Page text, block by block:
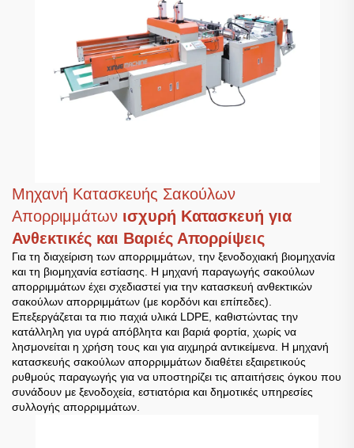
Μηχανή Κατασκευής Σακούλων
Απορριμμάτων ισχυρή Κατασκευή για
Ανθεκτικές και Βαριές Απορρίψεις
Για τη διαχείριση των απορριμμάτων, την ξενοδοχιακή βιομηχανία
και τη βιομηχανία εστίασης. Η μηχανή παραγωγής σακούλων
απορριμμάτων έχει σχεδιαστεί για την κατασκευή ανθεκτικών
σακούλων απορριμμάτων (με κορδόνι και επίπεδες).
Επεξεργάζεται τα πιο παχιά υλικά LDPE, καθιστώντας την
κατάλληλη για υγρά απόβλητα και βαριά φορτία, χωρίς να
λησμονείται η χρήση τους και για αιχμηρά αντικείμενα. Η μηχανή
κατασκευής σακούλων απορριμμάτων διαθέτει εξαιρετικούς
ρυθμούς παραγωγής για να υποστηρίζει τις απαιτήσεις όγκου που
συνάδουν με ξενοδοχεία, εστιατόρια και δημοτικές υπηρεσίες
συλλογής απορριμμάτων.